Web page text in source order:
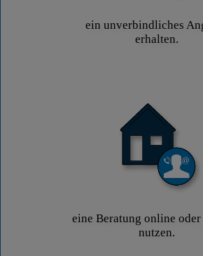
ein unverbindliches
erhalten.
eine Beratung online
nutzen.